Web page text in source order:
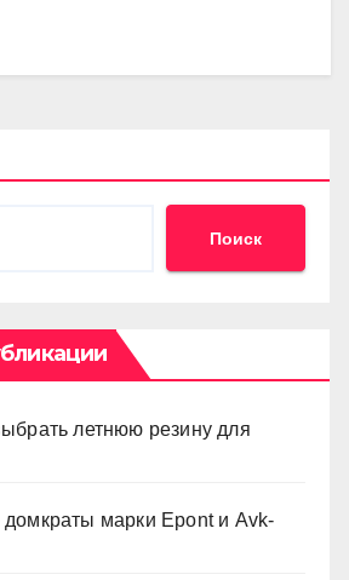
Поиск
летнюю резину для
домкраты марки Epont и Avk-